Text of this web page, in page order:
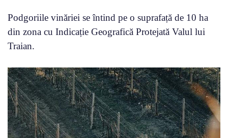
Podgoriile vinăriei se întind pe o suprafață de 10 ha
din zona cu Indicație Geografică Protejată Valul lui
Traian.